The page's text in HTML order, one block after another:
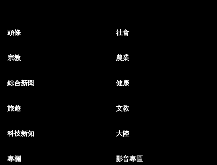
頭條 社會
宗教 農業
綜合新聞 健康
旅遊 文教
科技新知 大陸
專欄 影音專區